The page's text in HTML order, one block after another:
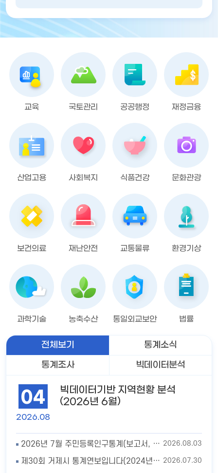
교육 국토관리 공공행정 재정금융
산업고용 사회복지 식품건강 문화관광
보건의료 재난안전 교통물류 환경기상
과학기술 농축수산 통일외교보안 법률
전체보기
통계소식
통계조사
빅데이터분석
04
2026.08
빅데이터기반 지역현황 분석
(2026년 6월)
2026년 7월 주민등록인구통계(보고서, 인구이동보고서 포함) 2026.08.03
제30회 거제시 통계연보입니다(2024년 기준) 2026.07.30